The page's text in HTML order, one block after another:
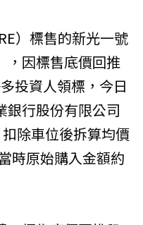
） 標售的新光一號
，因標售底價回推
投資人領標，今日
銀行股份有限公司
除車位後拆算均價
時原始購入金額約